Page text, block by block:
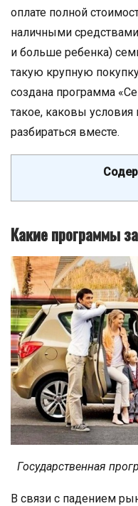
оплате полной
наличными
и больше ребенка)
такую крупную
создана программа
такое, каковы условия
разбираться вместе.
Какие программы
Государственная
В связи с падением